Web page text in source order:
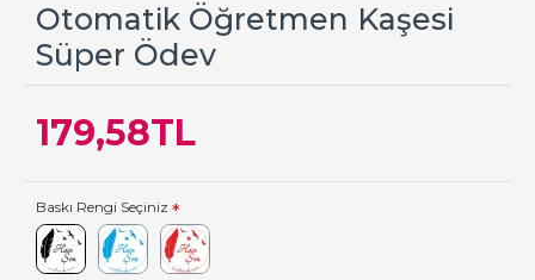
Otomatik Öğretmen Kaşesi
Süper Ödev
179,58TL
Baskı Rengi Seçiniz